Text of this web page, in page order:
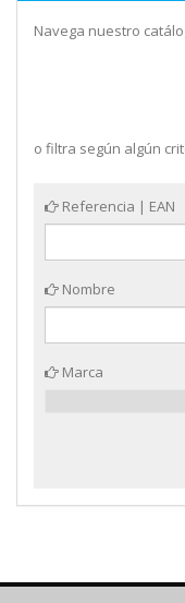
Navega nuestro
o filtra según algún
Referencia | EAN
Nombre
Marca